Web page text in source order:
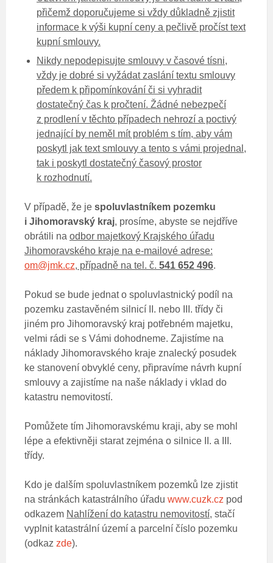
přičemž doporučujeme si vždy důkladně zjistit
informace k výši kupní ceny a pečlivě pročíst text
kupní smlouvy.
Nikdy nepodepisujte smlouvy v časové tísni,
vždy je dobré si vyžádat zaslání textu smlouvy
předem k připomínkování či si vyhradit
dostatečný čas k pročtení. Žádné nebezpečí
z prodlení v těchto případech nehrozí a poctivý
jednající by neměl mít problém s tím, aby vám
poskytl jak text smlouvy a tento s vámi projednal,
tak i poskytl dostatečný časový prostor
k rozhodnutí.
V případě, že je spoluvlastníkem pozemku
i Jihomoravský kraj, prosíme, abyste se nejdříve
obrátili na odbor majetkový Krajského úřadu
Jihomoravského kraje na e-mailové adrese:
om@jmk.cz, případně na tel. č. 541 652 496.
Pokud se bude jednat o spoluvlastnický podíl na
pozemku zastavěném silnicí II. nebo III. třídy či
jiném pro Jihomoravský kraj potřebném majetku,
velmi rádi se s Vámi dohodneme. Zajistíme na
náklady Jihomoravského kraje znalecký posudek
ke stanovení obvyklé ceny, připravíme návrh kupní
smlouvy a zajistíme na naše náklady i vklad do
katastru nemovitostí.
Pomůžete tím Jihomoravskému kraji, aby se mohl
lépe a efektivněji starat zejména o silnice II. a III.
třídy.
Kdo je dalším spoluvlastníkem pozemků lze zjistit
na stránkách katastrálního úřadu www.cuzk.cz pod
odkazem Nahlížení do katastru nemovitostí, stačí
vyplnit katastrální území a parcelní číslo pozemku
(odkaz zde).